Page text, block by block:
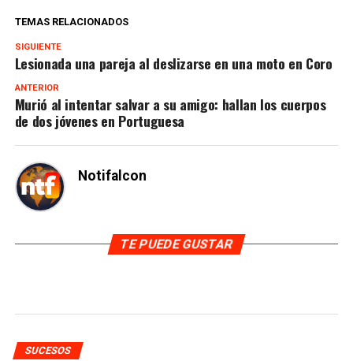
TEMAS RELACIONADOS
SIGUIENTE
Lesionada una pareja al deslizarse en una moto en Coro
ANTERIOR
Murió al intentar salvar a su amigo: hallan los cuerpos
de dos jóvenes en Portuguesa
Notifalcon
TE PUEDE GUSTAR
SUCESOS